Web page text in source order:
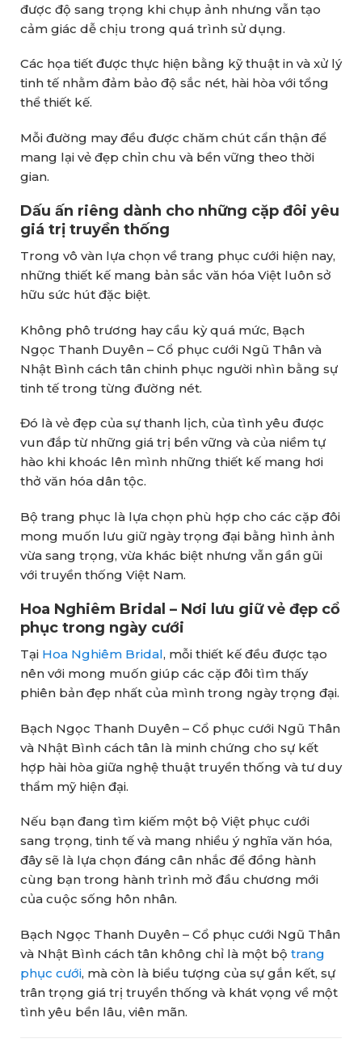
được độ sang trọng khi chụp ảnh nhưng vẫn tạo
cảm giác dễ chịu trong quá trình sử dụng.
Các họa tiết được thực hiện bằng kỹ thuật in và xử lý
tinh tế nhằm đảm bảo độ sắc nét, hài hòa với tổng
thể thiết kế.
Mỗi đường may đều được chăm chút cẩn thận để
mang lại vẻ đẹp chỉn chu và bền vững theo thời
gian.
Dấu ấn riêng dành cho những cặp đôi yêu
giá trị truyền thống
Trong vô vàn lựa chọn về trang phục cưới hiện nay,
những thiết kế mang bản sắc văn hóa Việt luôn sở
hữu sức hút đặc biệt.
Không phô trương hay cầu kỳ quá mức, Bạch
Ngọc Thanh Duyên – Cổ phục cưới Ngũ Thân và
Nhật Bình cách tân chinh phục người nhìn bằng sự
tinh tế trong từng đường nét.
Đó là vẻ đẹp của sự thanh lịch, của tình yêu được
vun đắp từ những giá trị bền vững và của niềm tự
hào khi khoác lên mình những thiết kế mang hơi
thở văn hóa dân tộc.
Bộ trang phục là lựa chọn phù hợp cho các cặp đôi
mong muốn lưu giữ ngày trọng đại bằng hình ảnh
vừa sang trọng, vừa khác biệt nhưng vẫn gần gũi
với truyền thống Việt Nam.
Hoa Nghiêm Bridal – Nơi lưu giữ vẻ đẹp cổ
phục trong ngày cưới
Tại Hoa Nghiêm Bridal, mỗi thiết kế đều được tạo
nên với mong muốn giúp các cặp đôi tìm thấy
phiên bản đẹp nhất của mình trong ngày trọng đại.
Bạch Ngọc Thanh Duyên – Cổ phục cưới Ngũ Thân
và Nhật Bình cách tân là minh chứng cho sự kết
hợp hài hòa giữa nghệ thuật truyền thống và tư duy
thẩm mỹ hiện đại.
Nếu bạn đang tìm kiếm một bộ Việt phục cưới
sang trọng, tinh tế và mang nhiều ý nghĩa văn hóa,
đây sẽ là lựa chọn đáng cân nhắc để đồng hành
cùng bạn trong hành trình mở đầu chương mới
của cuộc sống hôn nhân.
Bạch Ngọc Thanh Duyên – Cổ phục cưới Ngũ Thân
và Nhật Bình cách tân không chỉ là một bộ trang
phục cưới, mà còn là biểu tượng của sự gắn kết, sự
trân trọng giá trị truyền thống và khát vọng về một
tình yêu bền lâu, viên mãn.